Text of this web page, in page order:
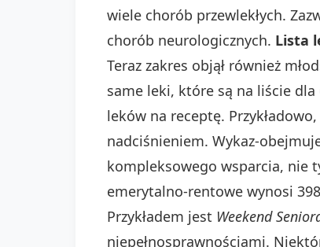
wiele chorób przewlekłych.
chorób neurologicznych. Lista
Teraz zakres objął również
same leki, które są na liście
leków na receptę.
nadciśnieniem. Wykaz-
kompleksowego wsparcia, nie
emerytalno-rentowe wynosi
Przykładem jest Weekend
niepełnosprawnościami.